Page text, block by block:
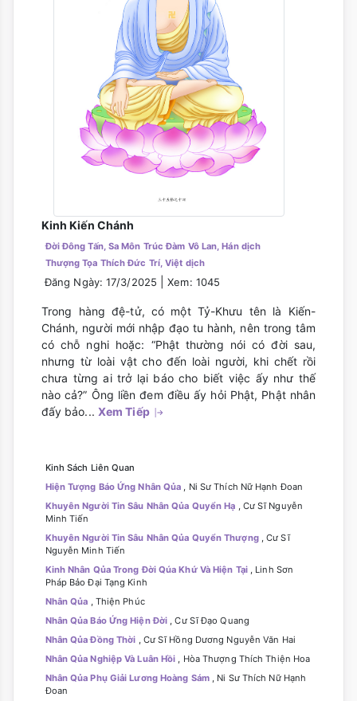
Kinh Kiến Chánh
Đời Đông Tấn, Sa Môn Trúc Đàm Vô Lan, Hán dịch
Thượng Tọa Thích Đức Trí, Việt dịch
Đăng Ngày: 17/3/2025 |Xem: 1045
Trong hàng đệ-tử, có một Tỷ-Khưu tên là Kiến-
Chánh, người mới nhập đạo tu hành, nên trong tâm
có chỗ nghi hoặc: “Phật thường nói có đời sau,
nhưng từ loài vật cho đến loài người, khi chết rồi
chưa từng ai trở lại báo cho biết việc ấy như thế
nào cả?” Ông liền đem điều ấy hỏi Phật, Phật nhân
đấy bảo... Xem Tiếp
Kinh Sách Liên Quan
Hiện Tượng Báo Ứng Nhân Qủa
, Ni Sư Thích Nữ Hạnh Đoan
Khuyên Người Tin Sâu Nhân Qủa Quyển Hạ
, Cư Sĩ Nguyễn
Minh Tiến
Khuyên Người Tin Sâu Nhân Qủa Quyển Thượng
, Cư Sĩ
Nguyễn Minh Tiến
Kinh Nhân Qủa Trong Đời Qúa Khứ Và Hiện Tại
, Linh Sơn
Pháp Bảo Đại Tạng Kinh
Nhân Qủa
, Thiện Phúc
Nhân Qủa Báo Ứng Hiện Đời
, Cư Sĩ Đạo Quang
Nhân Qủa Đồng Thời
, Cư Sĩ Hồng Dương Nguyễn Văn Hai
Nhân Qủa Nghiệp Và Luân Hồi
, Hòa Thượng Thích Thiện Hoa
Nhân Qủa Phụ Giải Lương Hoàng Sám
, Ni Sư Thích Nữ Hạnh
Đoan